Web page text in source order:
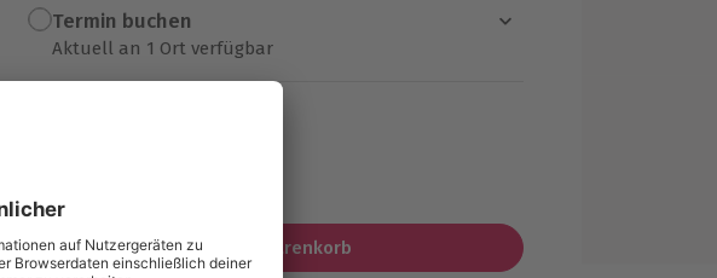
Termin buchen
Aktuell an 1 Ort verfügbar
Wähle im nächsten Schritt einen Termin aus
In den Warenkorb